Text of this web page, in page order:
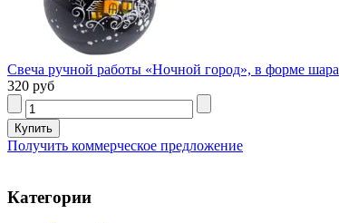
Свеча ручной работы «Ночной город», в форме шара
320 руб
Получить коммерческое предложение
Категории